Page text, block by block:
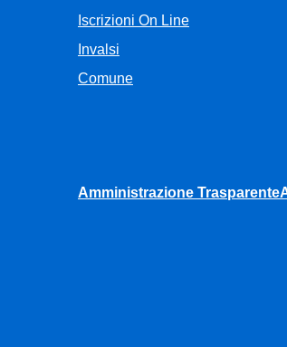
Iscrizioni On Line
Invalsi
Comune
Amministrazione Trasparente